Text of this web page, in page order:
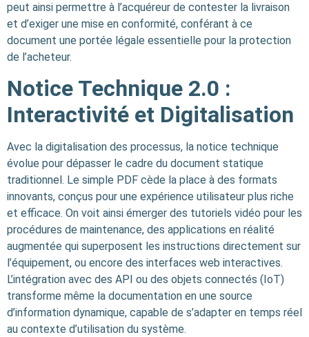
peut ainsi permettre à l’acquéreur de contester la livraison
et d’exiger une mise en conformité, conférant à ce
document une portée légale essentielle pour la protection
de l’acheteur.
Notice Technique 2.0 :
Interactivité et Digitalisation
Avec la digitalisation des processus, la notice technique
évolue pour dépasser le cadre du document statique
traditionnel. Le simple PDF cède la place à des formats
innovants, conçus pour une expérience utilisateur plus riche
et efficace. On voit ainsi émerger des tutoriels vidéo pour les
procédures de maintenance, des applications en réalité
augmentée qui superposent les instructions directement sur
l’équipement, ou encore des interfaces web interactives.
L’intégration avec des API ou des objets connectés (IoT)
transforme même la documentation en une source
d’information dynamique, capable de s’adapter en temps réel
au contexte d’utilisation du système.